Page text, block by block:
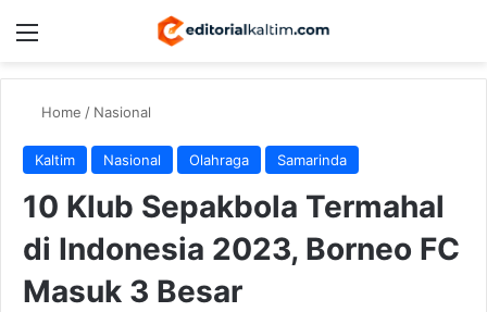
Menu
Home / Nasional
Kaltim Nasional Olahraga Samarinda
10 Klub Sepakbola Termahal
di Indonesia 2023, Borneo FC
Masuk 3 Besar